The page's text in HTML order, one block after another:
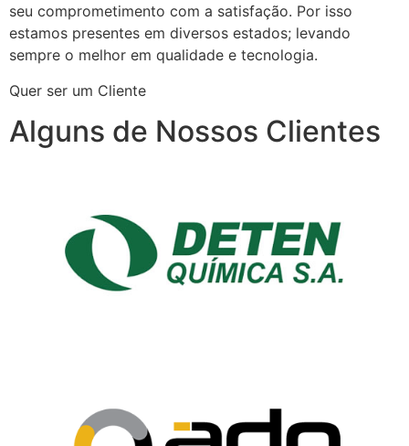
seu comprometimento com a satisfação. Por isso
estamos presentes em diversos estados; levando
sempre o melhor em qualidade e tecnologia.
Quer ser um Cliente
Alguns de Nossos Clientes